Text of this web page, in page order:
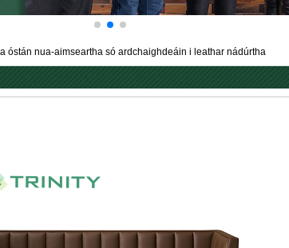
óstán nua-aimseartha só ardchaighdeáin i leathar nádúrtha